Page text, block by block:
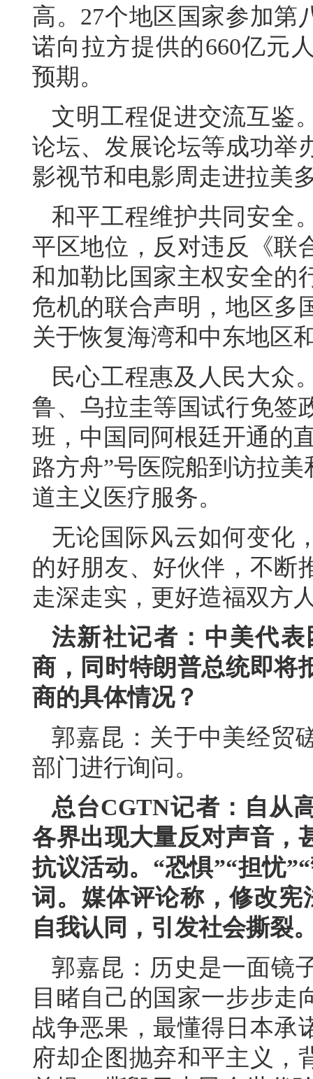
高。27个地区国家参加第
诺向拉方提供的660亿元
预期。
文明工程促进交流互鉴
论坛、发展论坛等成功举
影视节和电影周走进拉美
和平工程维护共同安全
平区地位，反对违反《联
和加勒比国家主权安全的
危机的联合声明，地区多
关于恢复海湾和中东地区
民心工程惠及人民大众
鲁、乌拉圭等国试行免签
班，中国同阿根廷开通的
路方舟”号医院船到访拉
道主义医疗服务。
无论国际风云如何变化
的好朋友、好伙伴，不断
走深走实，更好造福双方
法新社记者：中美代
商，同时特朗普总统即将
商的具体情况？
郭嘉昆：关于中美经贸
部门进行询问。
总台CGTN记者：自从
各界出现大量反对声音，
抗议活动。“恐惧”“担忧
词。媒体评论称，修改宪
自我认同，引发社会撕裂
郭嘉昆：历史是一面镜
目睹自己的国家一步步走
战争恶果，最懂得日本承
府却企图抛弃和平主义，